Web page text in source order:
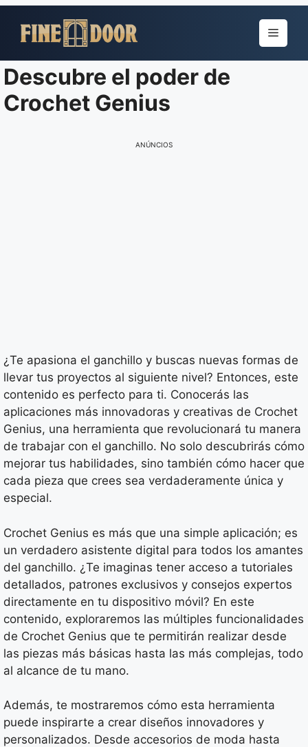
para
conteúdo
Menu
Descubre el poder de
Crochet Genius
ANÚNCIOS
¿Te apasiona el ganchillo y buscas nuevas formas de
llevar tus proyectos al siguiente nivel? Entonces, este
contenido es perfecto para ti. Conocerás las
aplicaciones más innovadoras y creativas de Crochet
Genius, una herramienta que revolucionará tu manera
de trabajar con el ganchillo. No solo descubrirás cómo
mejorar tus habilidades, sino también cómo hacer que
cada pieza que crees sea verdaderamente única y
especial.
Crochet Genius es más que una simple aplicación; es
un verdadero asistente digital para todos los amantes
del ganchillo. ¿Te imaginas tener acceso a tutoriales
detallados, patrones exclusivos y consejos expertos
directamente en tu dispositivo móvil? En este
contenido, exploraremos las múltiples funcionalidades
de Crochet Genius que te permitirán realizar desde
las piezas más básicas hasta las más complejas, todo
al alcance de tu mano.
Además, te mostraremos cómo esta herramienta
puede inspirarte a crear diseños innovadores y
personalizados. Desde accesorios de moda hasta